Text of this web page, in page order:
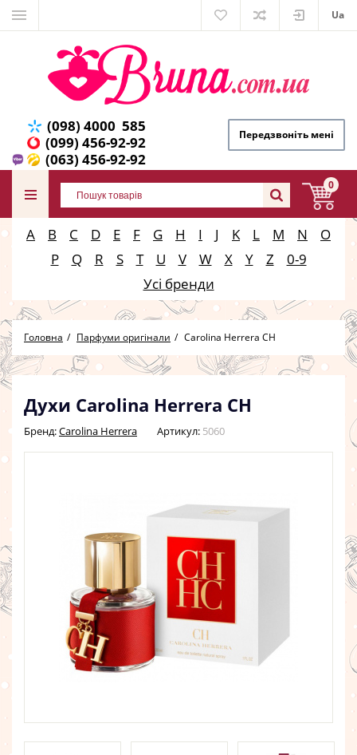
Ua
(098) 4000 585
(099) 456-92-92
(063) 456-92-92
Передзвоніть мені
0
A B C D E F G H I J K L M N
O
P
Q R S T U V W X Y Z
0-9
Усі бренди
Головна Парфуми оригінали Carolina Herrera CH
Духи Carolina Herrera CH
Бренд:Carolina Herrera Артикул: 5060